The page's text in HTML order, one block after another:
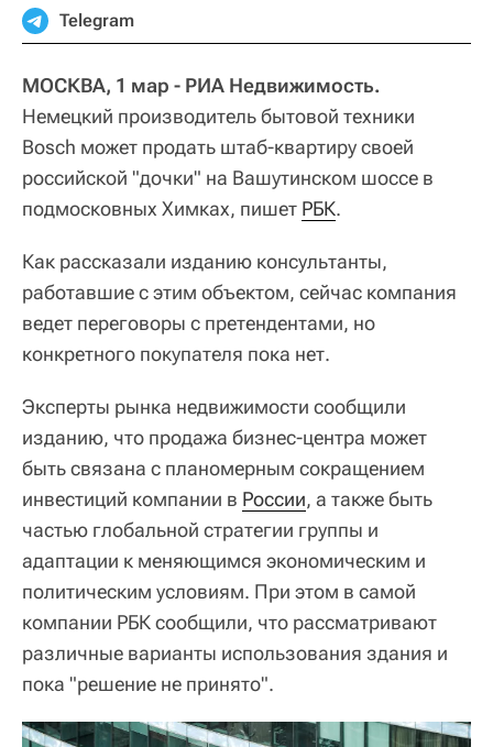
Telegram
МОСКВА, 1 мар - РИА Недвижимость.
Немецкий производитель бытовой техники
Bosch может продать штаб-квартиру своей
российской "дочки" на Вашутинском шоссе в
подмосковных Химках, пишет РБК.
Как рассказали изданию консультанты,
работавшие с этим объектом, сейчас компания
ведет переговоры с претендентами, но
конкретного покупателя пока нет.
Эксперты рынка недвижимости сообщили
изданию, что продажа бизнес-центра может
быть связана с планомерным сокращением
инвестиций компании в России, а также быть
частью глобальной стратегии группы и
адаптации к меняющимся экономическим и
политическим условиям. При этом в самой
компании РБК сообщили, что рассматривают
различные варианты использования здания и
пока "решение не принято".